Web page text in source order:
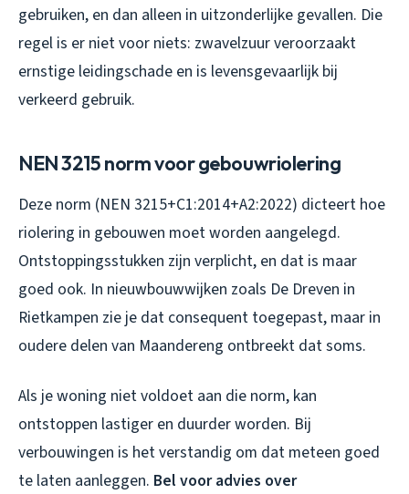
gebruiken, en dan alleen in uitzonderlijke gevallen. Die
regel is er niet voor niets: zwavelzuur veroorzaakt
ernstige leidingschade en is levensgevaarlijk bij
verkeerd gebruik.
NEN 3215 norm voor gebouwriolering
Deze norm (NEN 3215+C1:2014+A2:2022) dicteert hoe
riolering in gebouwen moet worden aangelegd.
Ontstoppingsstukken zijn verplicht, en dat is maar
goed ook. In nieuwbouwwijken zoals De Dreven in
Rietkampen zie je dat consequent toegepast, maar in
oudere delen van Maandereng ontbreekt dat soms.
Als je woning niet voldoet aan die norm, kan
ontstoppen lastiger en duurder worden. Bij
verbouwingen is het verstandig om dat meteen goed
te laten aanleggen. Bel voor advies over